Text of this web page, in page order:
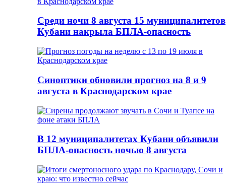
Среди ночи 8 августа 15 муниципалитетов
Кубани накрыла БПЛА-опасность
Синоптики обновили прогноз на 8 и 9
августа в Краснодарском крае
В 12 муниципалитетах Кубани объявили
БПЛА-опасность ночью 8 августа